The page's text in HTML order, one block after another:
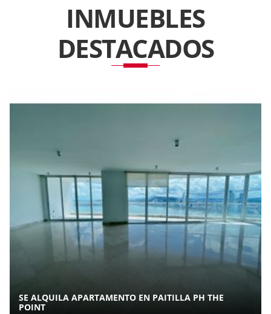
INMUEBLES
DESTACADOS
SE ALQUILA APARTAMENTO EN PAITILLA PH THE
POINT